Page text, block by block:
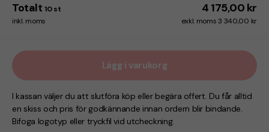
Totalt 10 st 4 175,00 kr
inkl. moms exkl. moms 3 340,00 kr
Lägg i varukorg
I kassan väljer du att slutföra köp eller begära offert. Du får alltid
en skiss och pris för godkännande innan ordern blir bindande.
Bifoga logotyp eller tryckfil vid utcheckning.